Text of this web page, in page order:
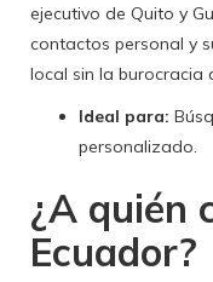
ejecutivo de Quito y
contactos personal y
local sin la burocracia
Ideal para:
personalizado.
¿A quién
Ecuador?